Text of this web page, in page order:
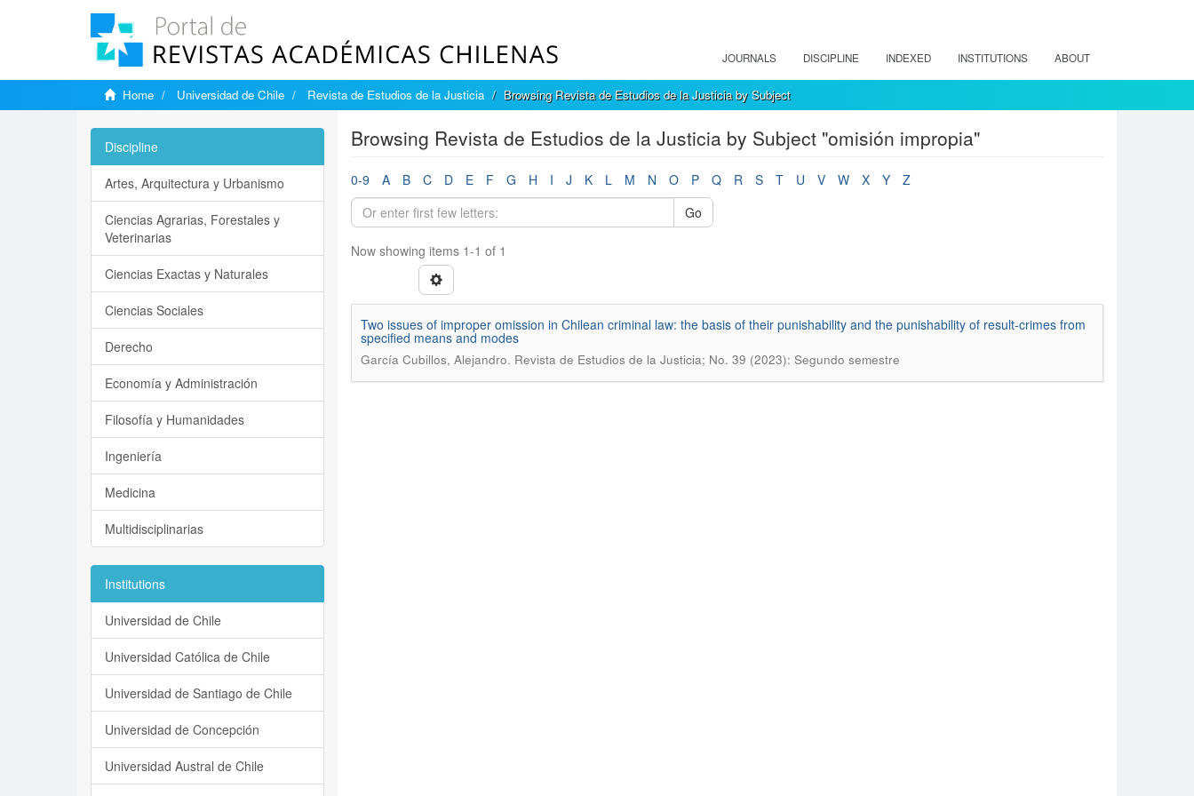
JOURNALS DISCIPLINE INDEXED INSTITUTIONS ABOUT
Home Universidad de Chile Revista de Estudios de la Justicia Browsing Revista de Estudios de la Justicia by Subject
Browsing Revista de Estudios de la Justicia by Subject "omisión impropia"
0-9 A B C D E F G H I J K L M N O P Q R S T U V W X Y
Z
Go
Now showing items 1-1 of 1
Two issues of improper omission in Chilean criminal law: the basis of their punishability and the punishability of result-crimes from
specified means and modes
García Cubillos, Alejandro. Revista de Estudios de la Justicia; No. 39 (2023): Segundo semestre
Discipline
Artes, Arquitectura y Urbanismo
Ciencias Agrarias, Forestales y
Veterinarias
Ciencias Exactas y Naturales
Ciencias Sociales
Derecho
Economía y Administración
Filosofía y Humanidades
Ingeniería
Medicina
Multidisciplinarias
Institutions
Universidad de Chile
Universidad Católica de Chile
Universidad de Santiago de Chile
Universidad de Concepción
Universidad Austral de Chile